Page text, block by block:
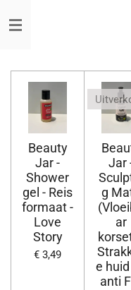
direct
Beauty
Jar -
Shower
gel - Reis
formaat -
Love
Story
€ 3,49
Jar
g
ar
e
anti